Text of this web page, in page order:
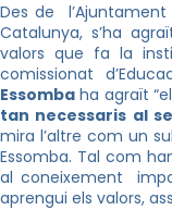
Des de
Catalunya, s’ha
valors que fa la
comissionat
Essomba ha agraït “
tan necessaris al
mira l’altre com un
Essomba. Tal com
al coneixement
aprengui els valors,